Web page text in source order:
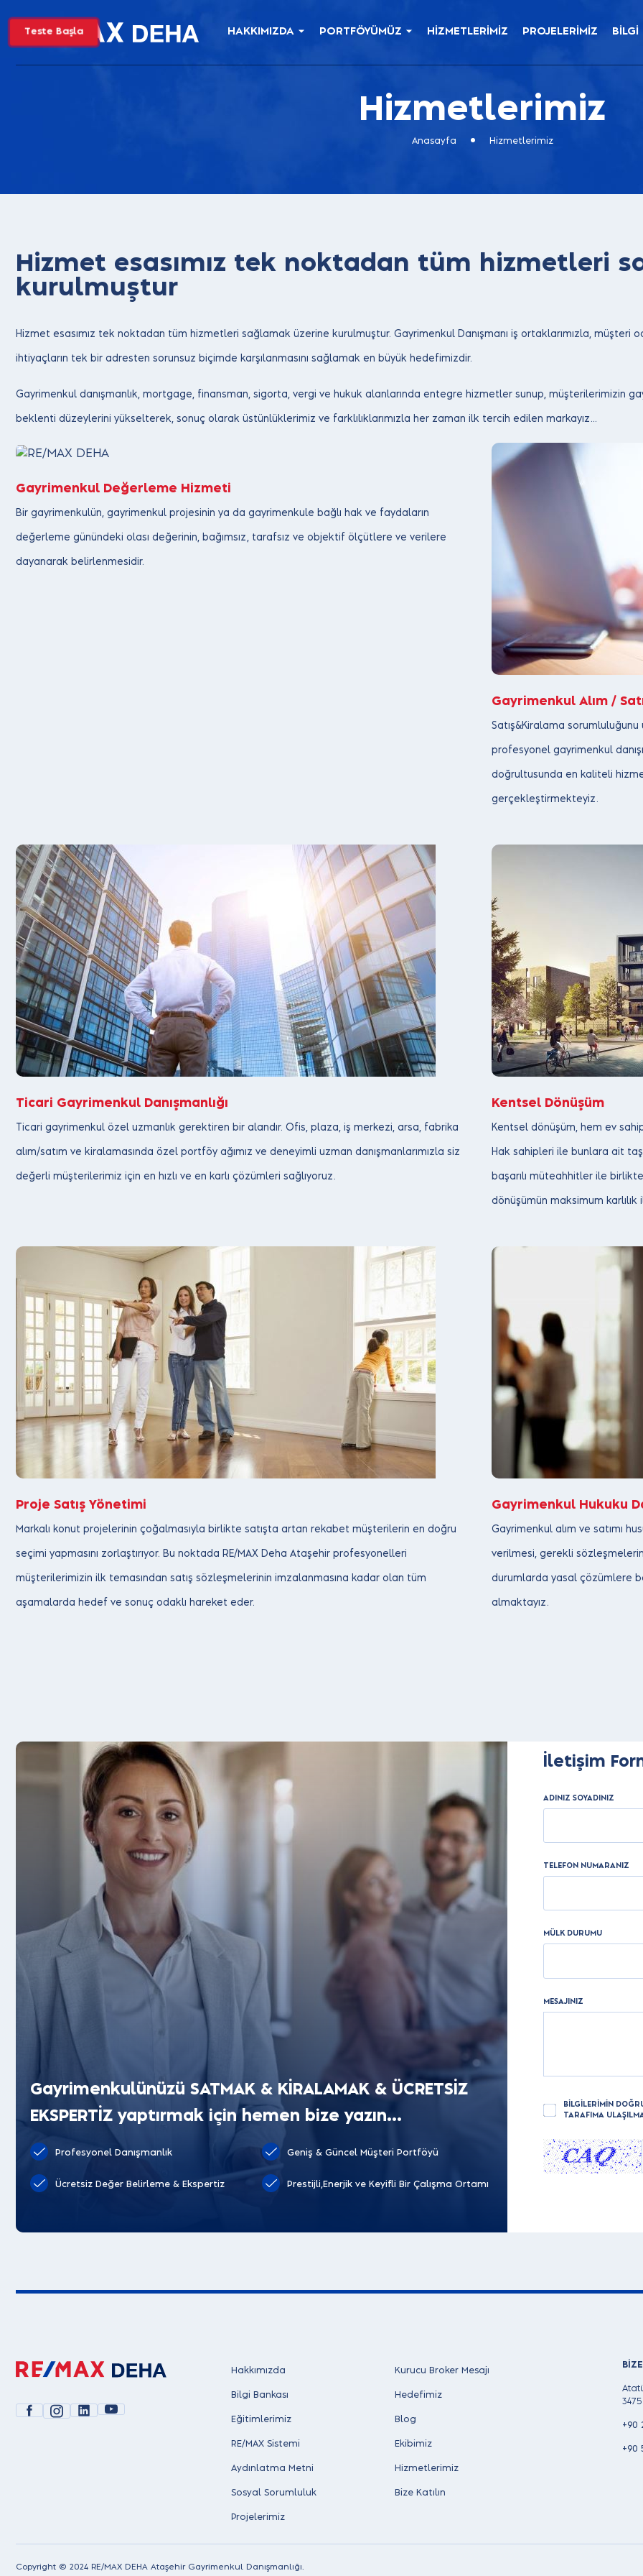
HAKKIMIZDA PORTFÖYÜMÜZ HİZMETLERİMİZ PROJELERİMİZ
Hizmetlerimiz
Anasayfa Hizmetlerimiz
Hizmet esasımız tek noktadan tüm hizmetleri
kurulmuştur
Hizmet esasımız tek noktadan tüm hizmetleri sağlamak üzerine kurulmuştur. Gayrimenkul Danışmanı iş ortaklarımızla, müşteri
ihtiyaçların tek bir adresten sorunsuz biçimde karşılanmasını sağlamak en büyük hedefimizdir.
Gayrimenkul danışmanlık, mortgage, finansman, sigorta, vergi ve hukuk alanlarında entegre hizmetler sunup, müşterilerimizin
beklenti düzeylerini yükselterek, sonuç olarak üstünlüklerimiz ve farklılıklarımızla her zaman ilk tercih edilen markayız…
Gayrimenkul Değerleme Hizmeti
Bir gayrimenkulün, gayrimenkul projesinin ya da gayrimenkule bağlı hak ve faydaların
değerleme günündeki olası değerinin, bağımsız, tarafsız ve objektif ölçütlere ve verilere
dayanarak belirlenmesidir.
Gayrimenkul Alım /
Satış&Kiralama
profesyonel gayrimenkul
doğrultusunda en kaliteli
gerçekleştirmekteyiz.
Ticari Gayrimenkul Danışmanlığı
Ticari gayrimenkul özel uzmanlık gerektiren bir alandır. Ofis, plaza, iş merkezi, arsa, fabrika
alım/satım ve kiralamasında özel portföy ağımız ve deneyimli uzman danışmanlarımızla siz
değerli müşterilerimiz için en hızlı ve en karlı çözümleri sağlıyoruz.
Kentsel Dönüşüm
Kentsel dönüşüm, hem ev
Hak sahipleri ile bunlara ait
başarılı müteahhitler ile
dönüşümün maksimum
Proje Satış Yönetimi
Markalı konut projelerinin çoğalmasıyla birlikte satışta artan rekabet müşterilerin en doğru
seçimi yapmasını zorlaştırıyor. Bu noktada RE/MAX Deha Ataşehir profesyonelleri
müşterilerimizin ilk temasından satış sözleşmelerinin imzalanmasına kadar olan tüm
aşamalarda hedef ve sonuç odaklı hareket eder.
Gayrimenkul Hukuku
Gayrimenkul alım ve satımı
verilmesi, gerekli sözleşmelerin
durumlarda yasal çözümlere
almaktayız.
Gayrimenkulünüzü SATMAK & KİRALAMAK & ÜCRETSİZ
EKSPERTİZ yaptırmak için hemen bize yazın...
Profesyonel Danışmanlık Geniş & Güncel Müşteri Portföyü
Ücretsiz Değer Belirleme & Ekspertiz Prestijli,Enerjik ve Keyifli Bir Çalışma Ortamı
İletişim
ADINIZ SOYADINIZ
TELEFON NUMARANIZ
MÜLK DURUMU
MESAJINIZ
BİLGİLERİMİN
TARAFIMA
Hakkımızda Kurucu Broker Mesajı
Bilgi Bankası Hedefimiz
Eğitimlerimiz Blog
RE/MAX Sistemi Ekibimiz
Aydınlatma Metni Hizmetlerimiz
Sosyal Sorumluluk Bize Katılın
Projelerimiz
+90
+90
Copyright © 2024 RE/MAX DEHA Ataşehir Gayrimenkul Danışmanlığı.
Teste Başla